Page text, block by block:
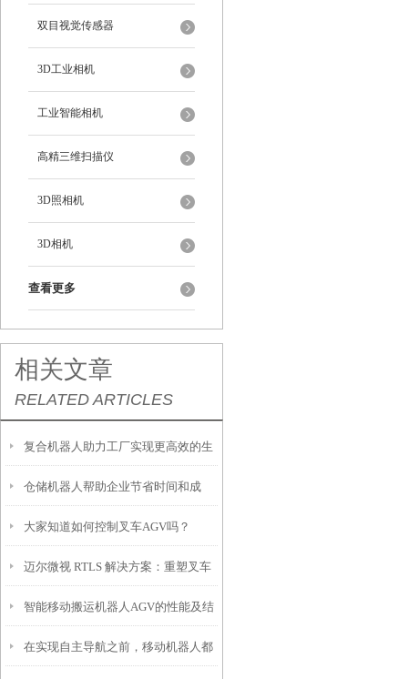
双目视觉传感器
3D工业相机
工业智能相机
高精三维扫描仪
3D照相机
3D相机
查看更多
相关文章
RELATED ARTICLES
复合机器人助力工厂实现更高效的生
产力
仓储机器人帮助企业节省时间和成
本，并提高了运行效率
大家知道如何控制叉车AGV吗？
迈尔微视 RTLS 解决方案：重塑叉车
定位与作业效率
智能移动搬运机器人AGV的性能及结
构
在实现自主导航之前，移动机器人都